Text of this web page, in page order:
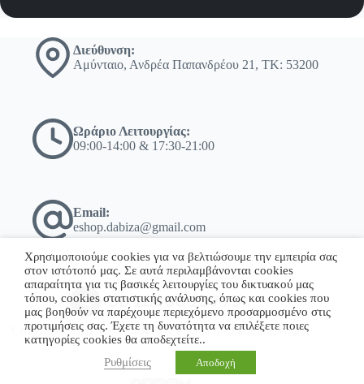
Διεύθυνση:
Αμύνταιο, Ανδρέα Παπανδρέου 21, ΤΚ: 53200
Ωράριο Λειτουργίας:
09:00-14:00 & 17:30-21:00
Email:
eshop.dabiza@gmail.com
+30 23860 23775
Copyright © 2026 - WordPress Theme by Σκόδρας Ηλίας
Χρησιμοποιούμε cookies για να βελτιώσουμε την εμπειρία σας
στον ιστότοπό μας. Σε αυτά περιλαμβάνονται cookies
απαραίτητα για τις βασικές λειτουργίες του δικτυακού μας
τόπου, cookies στατιστικής ανάλυσης, όπως και cookies που
μας βοηθούν να παρέχουμε περιεχόμενο προσαρμοσμένο στις
προτιμήσεις σας. Έχετε τη δυνατότητα να επιλέξετε ποιες
κατηγορίες cookies θα αποδεχτείτε..
Ρυθμίσεις
Αποδοχή